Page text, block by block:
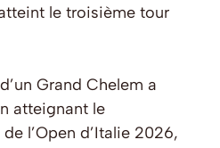
le troisième tour
Grand Chelem a
atteignant le
l’Open d’Italie 2026,